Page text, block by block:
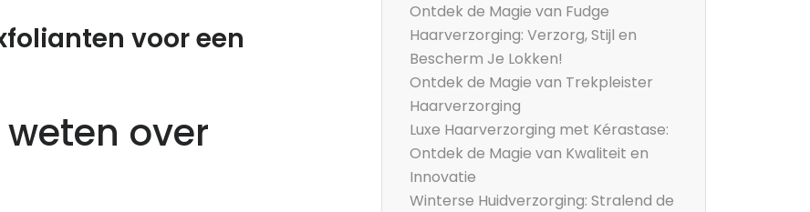
voor een
over
Ontdek de Magie van Fudge
Haarverzorging: Verzorg, Stijl en
Bescherm Je Lokken!
Ontdek de Magie van Trekpleister
Haarverzorging
Luxe Haarverzorging met Kérastase:
Ontdek de Magie van Kwaliteit en
Innovatie
Winterse Huidverzorging: Stralend de